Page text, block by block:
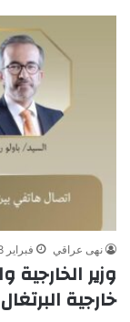
نهى عراقي فبراير 8, 2025
وزير الخارجية
خارجية البرتغال